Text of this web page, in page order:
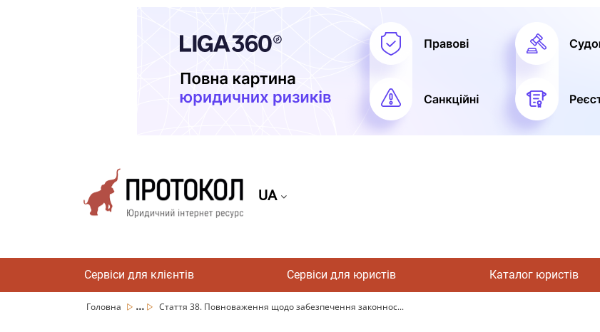
UA
Сервіси для клієнтів Сервіси для юристів Каталог юристів
Головна ... Стаття 38. Повноваження щодо забезпечення законнос...